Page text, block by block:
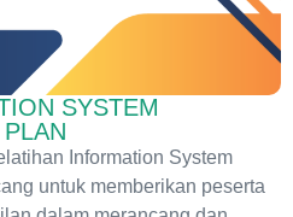
SYSTEM
Information System
untuk memberikan peserta